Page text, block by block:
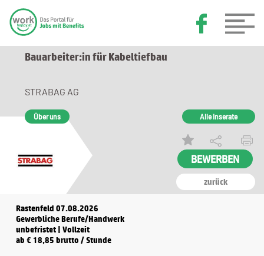
Bauarbeiter:in für Kabeltiefbau
zurück
STRABAG AG
Über uns Alle Inserate
Rastenfeld 07.08.2026
Gewerbliche Berufe/Handwerk
unbefristet | Vollzeit
ab € 18,85 brutto / Stunde